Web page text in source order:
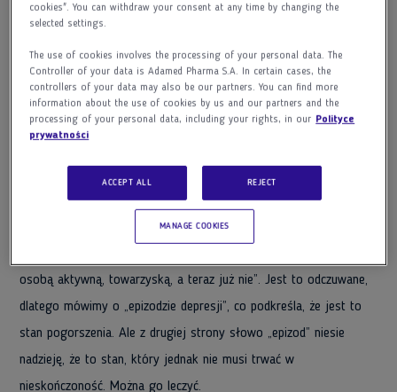
Czyli coś musiało się zmienić, ale
jednocześnie taki stan może trwać
miesiącami, latami. To jak
stwierdzić, że jest to depresja? Może
ktoś po prostu nie jest życiowym
optymistą?
zaburzeń psychicznych – to dwa tygodnie. Nawet, jeśli ta zmiana
nastąpiła długo wcześniej, o czym mówią pacjenci, to czują ją;
osobą aktywną, towarzyską, a teraz już nie”. Jest to odczuwane,
dlatego mówimy o „epizodzie depresji”, co podkreśla, że jest to
stan pogorszenia. Ale z drugiej strony słowo „epizod” niesie
nadzieję, że to stan, który jednak nie musi trwać w
nieskończoność. Można go leczyć.
cookies". You can withdraw your consent at any time by changing the
selected settings.
The use of cookies involves the processing of your personal data. The
Controller of your data is Adamed Pharma S.A. In certain cases, the
controllers of your data may also be our partners. You can find more
information about the use of cookies by us and our partners and the
processing of your personal data, including your rights, in our Polityce
prywatności
ACCEPT ALL REJECT
MANAGE COOKIES